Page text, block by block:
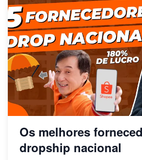
Os melhores
dropship nacional